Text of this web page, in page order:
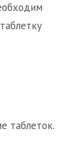
таблеток.